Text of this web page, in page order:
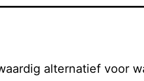
alternatief voor